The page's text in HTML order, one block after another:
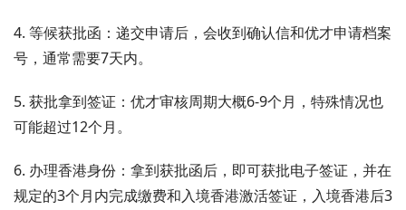
4. 等候获批函：递交申请后，会收到确认信和优才申请档案
号，通常需要7天内。
5. 获批拿到签证：优才审核周期大概6-9个月，特殊情况也
可能超过12个月。
6. 办理香港身份：拿到获批函后，即可获批电子签证，并在
规定的3个月内完成缴费和入境香港激活签证，入境香港后3